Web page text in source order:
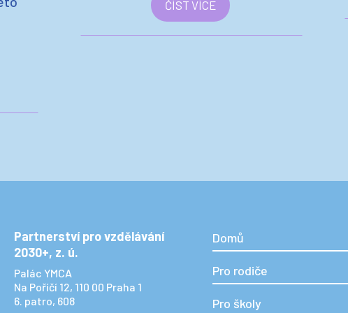
ČÍST VÍCE
Partnerství pro vzdělávání
2030+, z. ú.
Palác YMCA
Na Poříčí 12, 110 00 Praha 1
6. patro, 608
Domů
Pro rodiče
Pro školy